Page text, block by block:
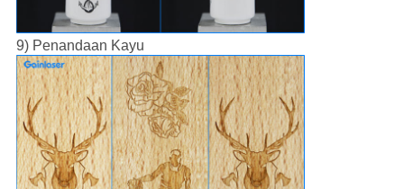
9) Penandaan Kayu